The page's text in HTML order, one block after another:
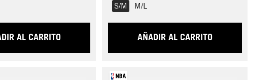
AL CARRITO
S/M M/L
AÑADIR AL CARRITO